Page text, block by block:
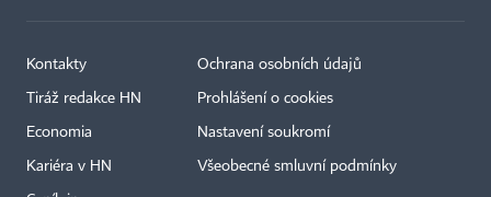
Kontakty
Tiráž redakce HN
Economia
Kariéra v HN
Ochrana osobních údajů
Prohlášení o cookies
Nastavení soukromí
Všeobecné smluvní podmínky